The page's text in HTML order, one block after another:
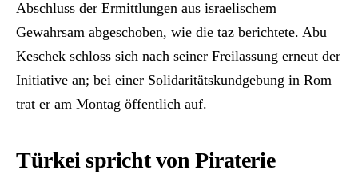
Abschluss der Ermittlungen aus israelischem
Gewahrsam abgeschoben, wie die taz berichtete. Abu
Keschek schloss sich nach seiner Freilassung erneut der
Initiative an; bei einer Solidaritätskundgebung in Rom
trat er am Montag öffentlich auf.
Türkei spricht von Piraterie